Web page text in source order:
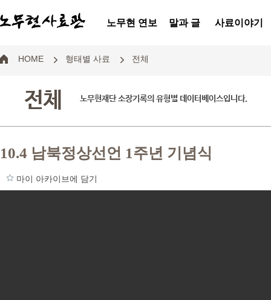
노무현 연보 말과 글 사료이야기
HOME 형태별 사료 전체
전체 노무현재단 소장기록의 유형별 데이터베이스입니다.
10.4 남북정상선언 1주년 기념식
마이 아카이브에 담기